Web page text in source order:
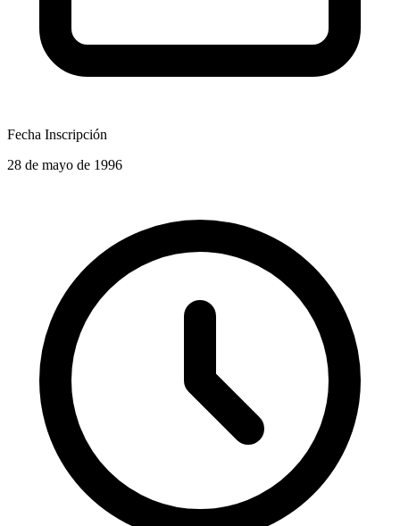
Fecha Inscripción
28 de mayo de 1996